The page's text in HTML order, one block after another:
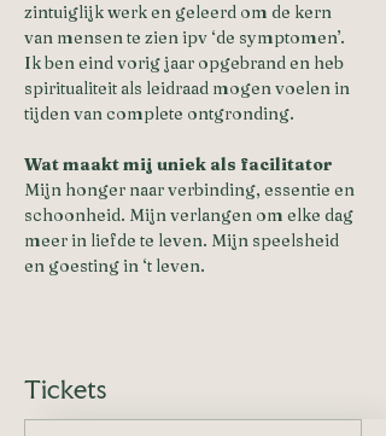
zintuiglijk werk en geleerd om de kern
van mensen te zien ipv ‘de symptomen’.
Ik ben eind vorig jaar opgebrand en heb
spiritualiteit als leidraad mogen voelen in
tijden van complete ontgronding.
Wat maakt mij uniek als facilitator
Mijn honger naar verbinding, essentie en
schoonheid. Mijn verlangen om elke dag
meer in liefde te leven. Mijn speelsheid
en goesting in ‘t leven.
Tickets